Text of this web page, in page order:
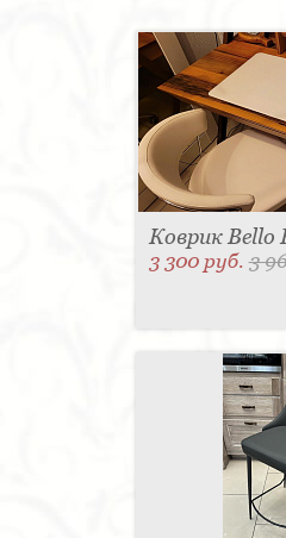
Коврик Bello
3 300 руб.3